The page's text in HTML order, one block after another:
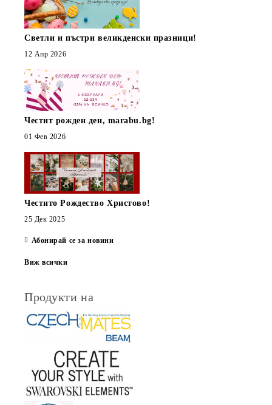
Светли и пъстри великденски празници!
12 Апр 2026
Честит рожден ден, marabu.bg!
01 Фев 2026
Честито Рождество Христово!
25 Дек 2025
Абонирай се за новини
Виж всички
Продукти на